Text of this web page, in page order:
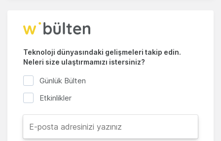
Teknoloji dünyasındaki gelişmeleri takip edin.
Neleri size ulaştırmamızı istersiniz?
Günlük Bülten
Etkinlikler